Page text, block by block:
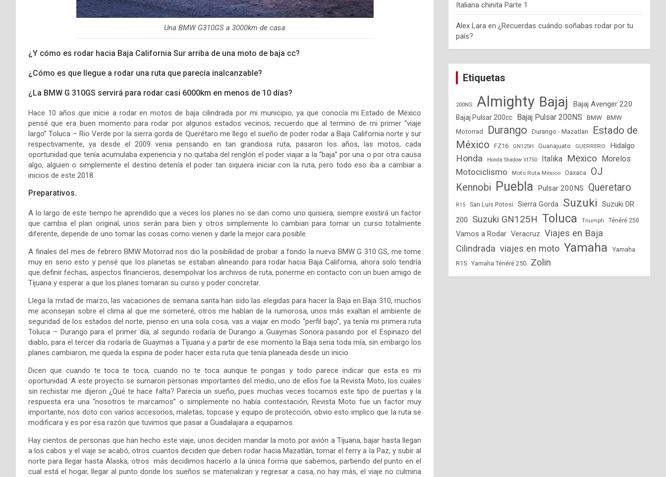
Una BMW G310GS a 3000km de casa
¿Y cómo es rodar hacia Baja California Sur arriba de una moto de baja cc?
¿Cómo es que llegue a rodar una ruta que parecía inalcanzable?
¿La BMW G 310GS servirá para rodar casi 6000km en menos de 10 días?
Hace 10 años que inicie a rodar en motos de baja cilindrada por mi municipio, ya que conocía mi Estado de México
pensé que era buen momento para rodar por algunos estados vecinos, recuerdo que al termino de mi primer “viaje
largo” Toluca – Rio Verde por la sierra gorda de Querétaro me llego el sueño de poder rodar a Baja California norte y sur
respectivamente, ya desde el 2009 venia pensando en tan grandiosa ruta, pasaron los años, las motos, cada
oportunidad que tenía acumulaba experiencia y no quitaba del renglón el poder viajar a la “baja” por una o por otra causa
algo, alguien o simplemente el destino detenía el poder tan siquiera iniciar con la ruta, pero todo eso iba a cambiar a
inicios de este 2018.
Preparativos.
A lo largo de este tiempo he aprendido que a veces los planes no se dan como uno quisiera, siempre existirá un factor
que cambia el plan original, unos serán para bien y otros simplemente lo cambian para tomar un curso totalmente
diferente, depende de uno tomar las cosas como vienen y darle la mejor cara posible.
A finales del mes de febrero BMW Motorrad nos dio la posibilidad de probar a fondo la nueva BMW G 310 GS, me tome
muy en serio esto y pensé que los planetas se estaban alineando para rodar hacia Baja California, ahora solo tendría
que definir fechas, aspectos financieros, desempolvar los archivos de ruta, ponerme en contacto con un buen amigo de
Tijuana y esperar a que los planes tomaran su curso y poder concretar.
Llega la mitad de marzo, las vacaciones de semana santa han sido las elegidas para hacer la Baja en Baja 310, muchos
me aconsejan sobre el clima al que me someteré, otros me hablan de la rumorosa, unos más exaltan el ambiente de
seguridad de los estados del norte, pienso en una sola cosa, vas a viajar en modo “perfil bajo”, ya tenía mi primera ruta
Toluca – Durango para el primer día, al segundo rodaría de Durango a Guaymas Sonora pasando por el Espinazo del
diablo, para el tercer día rodaría de Guaymas a Tijuana y a partir de ese momento la Baja seria toda mía, sin embargo los
planes cambiaron, me queda la espina de poder hacer esta ruta que tenía planeada desde un inicio.
Dicen que cuando te toca te toca, cuando no te toca aunque te pongas y todo parece indicar que esta es mi
oportunidad. A este proyecto se sumaron personas importantes del medio, uno de ellos fue la Revista Moto, los cuales
sin rechistar me dijeron ¿Qué te hace falta? Parecía un sueño, pues muchas veces tocamos este tipo de puertas y la
respuesta era una “nosotros te marcamos” o simplemente no había contestación, Revista Moto fue un factor muy
importante, nos doto con varios accesorios, maletas, topcase y equipo de protección, obvio esto implico que la ruta se
modificara y es por esa razón que tuvimos que pasar a Guadalajara a equiparnos.
Hay cientos de personas que han hecho este viaje, unos deciden mandar la moto por avión a Tijuana, bajar hasta llegan
a los cabos y el viaje se acabó, otros cuantos deciden que deben rodar hacia Mazatlán, tomar el ferry a la Paz, y subir al
norte para llegar hasta Alaska, otros más decidimos hacerlo a la única forma que sabemos, partiendo del punto en el
cual está el hogar, llegar al punto donde los sueños se materializan y regresar a casa, no hay más, el viaje no culmina
Italiana chinita Parte 1
Alex Lara en¿Recuerdas cuándo soñabas rodar por tu
país?
Etiquetas
200NS Almighty Bajaj Bajaj Avenger 220
Bajaj Pulsar 200cc Bajaj Pulsar 200NS BMW
BMW
Motorrad
Durango Durango - Mazatlan
Estado de
México
FZ16 GN125H Guanajuato GUERRERO Hidalgo
Honda Honda Shadow Vt750 Italika Mexico Morelos
Motociclismo Moto Ruta Mexico Oaxaca
OJ
Kennobi
Puebla Pulsar 200NS Queretaro
R15 San Luis Potosí Sierra Gorda Suzuki
Suzuki DR
200
Suzuki GN125H Toluca Triumph Ténéré 250
Vamos a Rodar Veracruz Viajes en Baja
Cilindrada viajes en moto Yamaha
Yamaha
R15
Yamaha Ténéré 250 Zolin